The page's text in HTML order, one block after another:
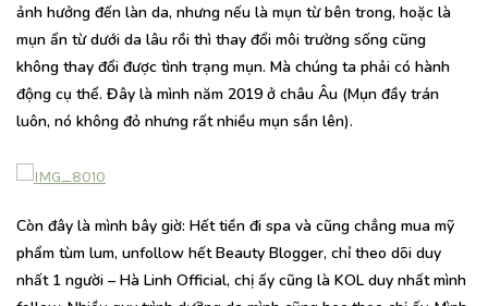
ảnh hưởng đến làn da, nhưng nếu là mụn từ bên trong, hoặc là
mụn ẩn từ dưới da lâu rồi thì thay đổi môi trường sống cũng
không thay đổi được tình trạng mụn. Mà chúng ta phải có hành
động cụ thể. Đây là mình năm 2019 ở châu Âu (Mụn đầy trán
luôn, nó không đỏ nhưng rất nhiều mụn sần lên).
Còn đây là mình bây giờ: Hết tiền đi spa và cũng chẳng mua mỹ
phẩm tùm lum, unfollow hết Beauty Blogger, chỉ theo dõi duy
nhất 1 người – Hà Linh Official, chị ấy cũng là KOL duy nhất mình